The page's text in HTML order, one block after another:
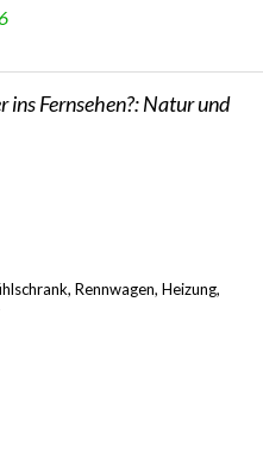
ins Fernsehen?: Natur und
Rennwagen, Heizung,